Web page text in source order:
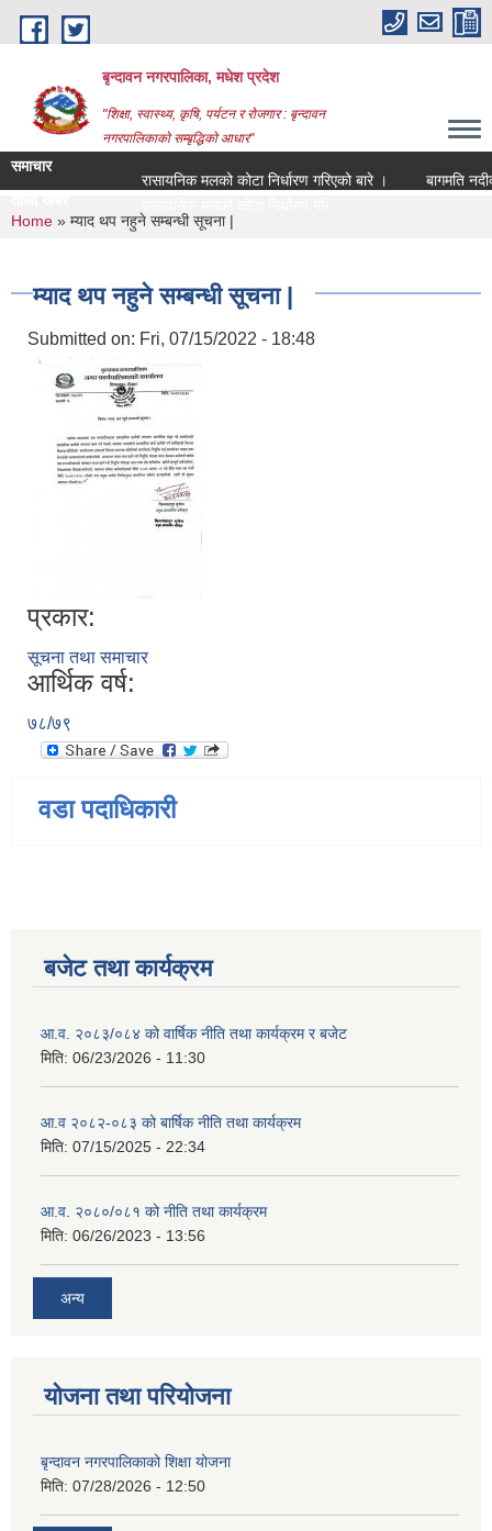
Skip to main content
बृन्दावन नगरपालिका, मधेश प्रदेश
"शिक्षा, स्वास्थ्य, कृषि, पर्यटन र रोजगार : बृन्दावन
नगरपालिकाको सम्बृद्धिको आधार"
समाचार
रासायनिक मलको कोटा निर्धारण गरिएको बारे ।
बागमति नदीको
You are here
Home » म्याद थप नहुने सम्बन्धी सूचना |
म्याद थप नहुने सम्बन्धी सूचना |
Submitted on: Fri, 07/15/2022 - 18:48
प्रकार:
सूचना तथा समाचार
आर्थिक वर्ष:
७८/७९
वडा पदाधिकारी
बजेट तथा कार्यक्रम
आ.व. २०८३/०८४ को वार्षिक नीति तथा कार्यक्रम र बजेट
मिति: 06/23/2026 - 11:30
आ.व २०८२-०८३ को बार्षिक नीति तथा कार्यक्रम
मिति: 07/15/2025 - 22:34
आ.व. २०८०/०८१ को नीति तथा कार्यक्रम
मिति: 06/26/2023 - 13:56
अन्य
योजना तथा परियोजना
बृन्दावन नगरपालिकाको शिक्षा योजना
मिति: 07/28/2026 - 12:50